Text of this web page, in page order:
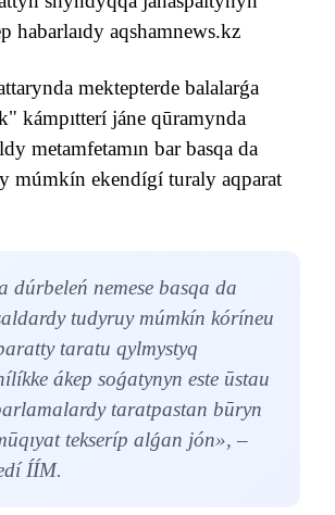
habarlaıdy aqshamnews.kz
mektepterde balalarǵa
kámpıtterí jáne qūramynda
metamfetamın bar basqa da
múmkín ekendígí turaly aqparat
dúrbeleń nemese basqa da
tudyruy múmkín kóríneu
taratu qylmystyq
ákep soǵatynyn este ūstau
taratpastan būryn
tekseríp alǵan jón», –
ÍÍM.